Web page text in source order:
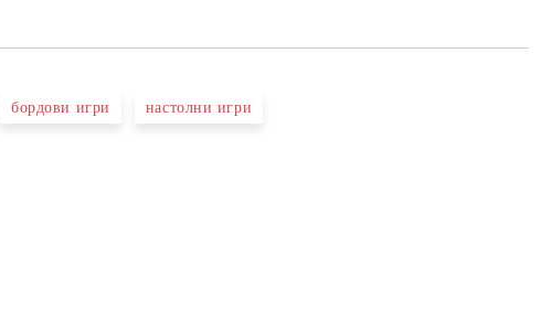
бордови игри настолни игри